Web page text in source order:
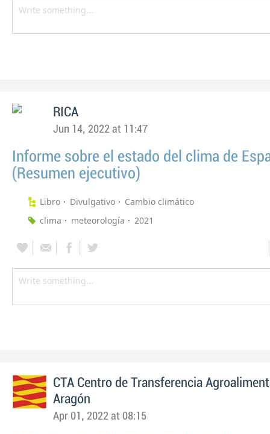
RICA
Jun 14, 2022 at 11:47
Informe sobre el estado del clima de
(Resumen ejecutivo)
Libro Divulgativo
Cambio climático
clima
meteorología 2021
CTA Centro de Transferencia
Aragón
Apr 01, 2022 at 08:15